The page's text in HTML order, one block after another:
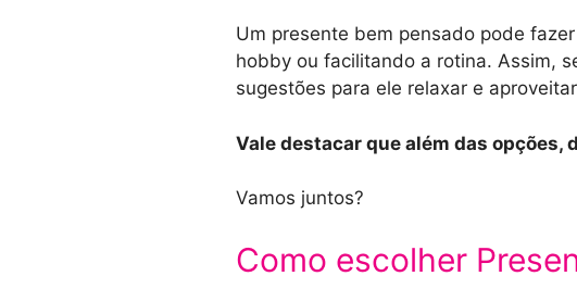
Um presente bem pensado pode
hobby ou facilitando a rotina. Assim,
sugestões para ele relaxar e
Vale destacar que além das
Vamos juntos?
Como escolher